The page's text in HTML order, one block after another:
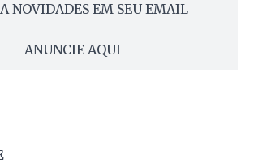
NOVIDADES EM SEU EMAIL
ANUNCIE AQUI